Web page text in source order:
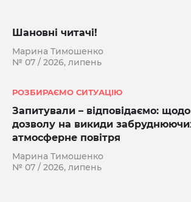
Шановні читачі!
Марина Тимошенко
№ 07 / 2026, липень
РОЗБИРАЄМО СИТУАЦІЮ
Запитували – відповідаємо:
дозволу на викиди
атмосферне повітря
Марина Тимошенко
№ 07 / 2026, липень